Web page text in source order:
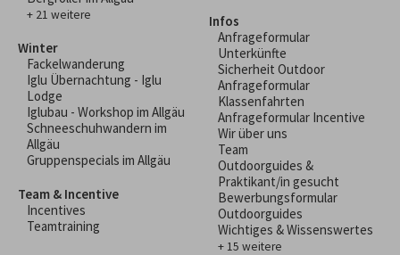
+ 21 weitere
Winter
Fackelwanderung
Iglu Übernachtung - Iglu
Lodge
Iglubau - Workshop im Allgäu
Schneeschuhwandern im
Allgäu
Gruppenspecials im Allgäu
Team & Incentive
Incentives
Teamtraining
Infos
Anfrageformular
Unterkünfte
Sicherheit Outdoor
Anfrageformular
Klassenfahrten
Anfrageformular Incentive
Wir über uns
Team
Outdoorguides &
Praktikant/in gesucht
Bewerbungsformular
Outdoorguides
Wichtiges & Wissenswertes
+ 15 weitere